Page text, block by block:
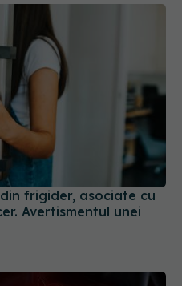
frigider, asociate cu
Avertismentul unei